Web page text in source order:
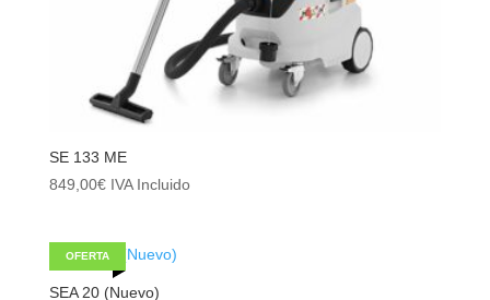
SE 133 ME
849,00€ IVA Incluido
OFERTA
SEA 20 (Nuevo)